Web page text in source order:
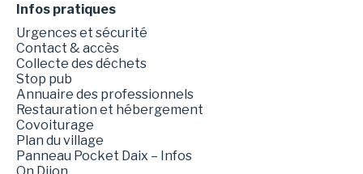
Infos pratiques
Urgences et sécurité
Contact & accès
Collecte des déchets
Stop pub
Annuaire des professionnels
Restauration et hébergement
Covoiturage
Plan du village
Panneau Pocket Daix – Infos